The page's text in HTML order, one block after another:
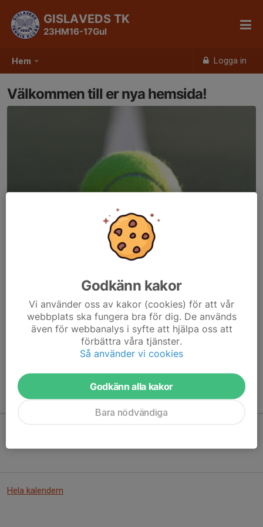
Hem Logga in
GISLAVEDS TK
23HM16-17Gul
Välkommen till er nya hemsida!
Här hamnar automatiskt de senaste nyheterna på hemsidan. För
att kunna börja administrera hemsidan loggar du in högst upp till
Kommande aktiviteter
Hela kalendern
Godkänn kakor
Vi använder oss av kakor (cookies) för att vår
webbplats ska fungera bra för dig. De används
även för webbanalys i syfte att hjälpa oss att
förbättra våra tjänster.
Så använder vi cookies
Godkänn alla kakor
Bara nödvändiga